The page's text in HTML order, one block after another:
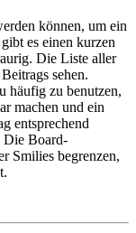
können, um ein
es einen kurzen
Die Liste aller
sehen.
häufig zu benutzen,
machen und ein
entsprechend
Die Board-
Smilies begrenzen,